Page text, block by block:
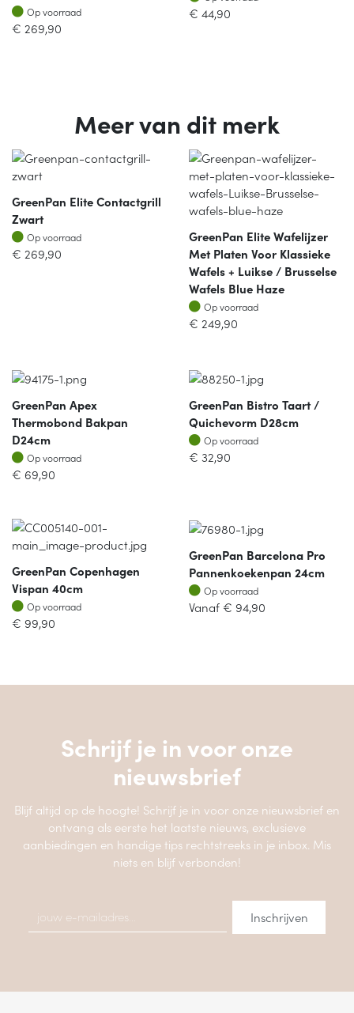
Op voorraad
Op voorraad
€ 269,90
€ 44,90
Meer van dit merk
GreenPan Elite Contactgrill
Zwart
Op voorraad
Op voorraad
€ 269,90
GreenPan Elite Wafelijzer
Met Platen Voor Klassieke
Wafels + Luikse / Brusselse
Wafels Blue Haze
Op voorraad
Op voorraad
€ 249,90
GreenPan Apex
Thermobond Bakpan
D24cm
Op voorraad
Op voorraad
€ 69,90
GreenPan Bistro Taart /
Quichevorm D28cm
Op voorraad
Op voorraad
€ 32,90
GreenPan Copenhagen
Vispan 40cm
Op voorraad
Op voorraad
€ 99,90
GreenPan Barcelona Pro
Pannenkoekenpan 24cm
Op voorraad
Op voorraad
Vanaf€ 94,90
Schrijf je in voor onze
nieuwsbrief
Blijf altijd op de hoogte! Schrijf je in voor onze nieuwsbrief en
ontvang als eerste het laatste nieuws, exclusieve
aanbiedingen en handige tips rechtstreeks in je inbox. Mis
niets en blijf verbonden!